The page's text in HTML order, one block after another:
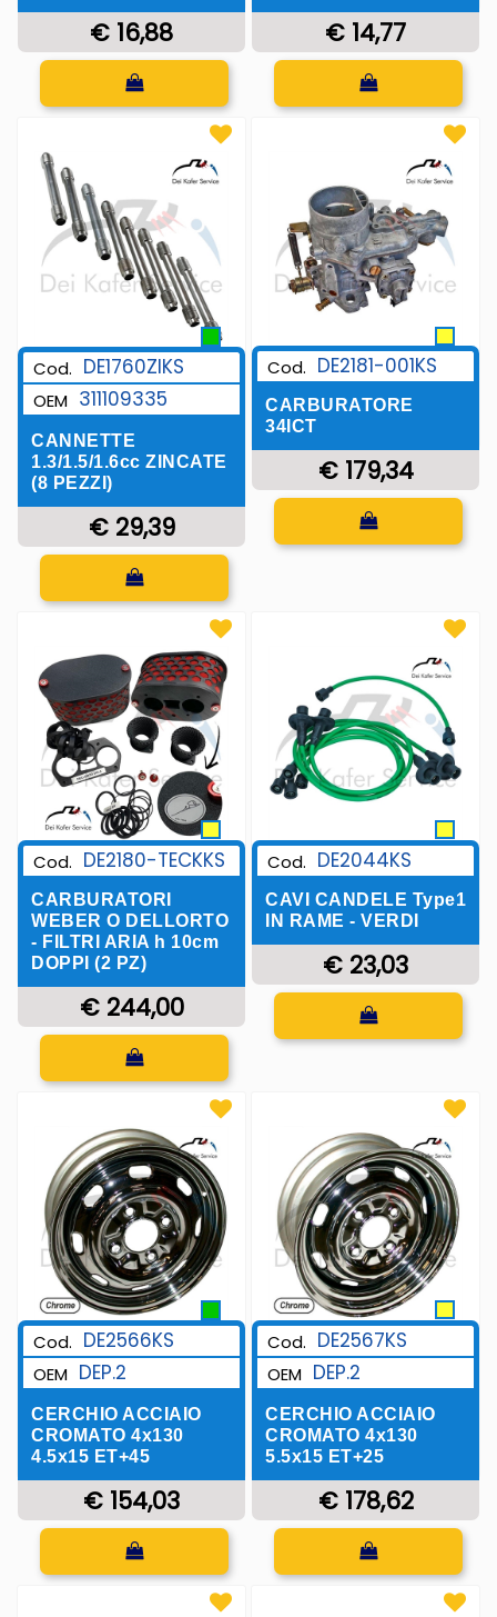
€ 16,88
Quantità
€ 14,77
Quantità
Cod. DE1760ZIKS
OEM 311109335
CANNETTE
1.3/1.5/1.6cc ZINCATE
(8 PEZZI)
€ 29,39
Quantità
Cod. DE2181-001KS
CARBURATORE
34ICT
€ 179,34
Quantità
Cod. DE2180-TECKKS
CARBURATORI
WEBER O DELLORTO
- FILTRI ARIA h 10cm
DOPPI (2 PZ)
€ 244,00
Quantità
Cod. DE2044KS
CAVI CANDELE Type1
IN RAME - VERDI
€ 23,03
Quantità
Cod. DE2566KS
OEM DEP.2
CERCHIO ACCIAIO
CROMATO 4x130
4.5x15 ET+45
€ 154,03
Quantità
Cod. DE2567KS
OEM DEP.2
CERCHIO ACCIAIO
CROMATO 4x130
5.5x15 ET+25
€ 178,62
Quantità